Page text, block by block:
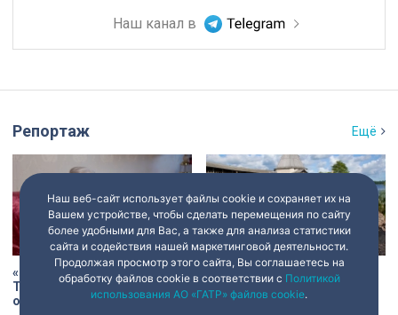
Наш канал в
Репортаж Ещё
«Есть хочу!»: история Анны
Трусовой, пережившей
оккупацию и потерю
В Старой Ладоге археологи
нашли крест XI века и
боевой топор – главные
Наш веб-сайт использует файлы cookie и сохраняет их на
Вашем устройстве, чтобы сделать перемещения по сайту
более удобными для Вас, а также для анализа статистики
сайта и содействия нашей маркетинговой деятельности.
Продолжая просмотр этого сайта, Вы соглашаетесь на
обработку файлов cookie в соответствии с Политикой
использования АО «ГАТР» файлов cookie.